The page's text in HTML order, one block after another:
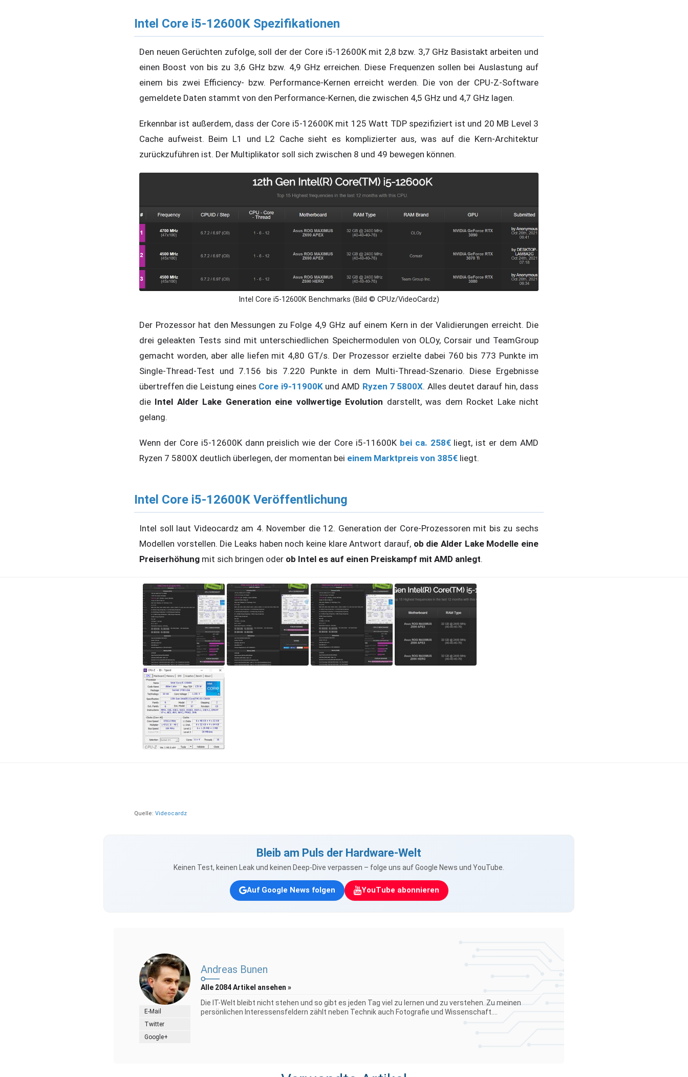
Intel Core i5-12600K Spezifikationen
Den neuen Gerüchten zufolge, soll der der Core i5-12600K mit 2,8 bzw. 3,7 GHz Basistakt arbeiten und
einen Boost von bis zu 3,6 GHz bzw. 4,9 GHz erreichen. Diese Frequenzen sollen bei Auslastung auf
einem bis zwei Efficiency- bzw. Performance-Kernen erreicht werden. Die von der CPU-Z-Software
gemeldete Daten stammt von den Performance-Kernen, die zwischen 4,5 GHz und 4,7 GHz lagen.
Erkennbar ist außerdem, dass der Core i5-12600K mit 125 Watt TDP spezifiziert ist und 20 MB Level 3
Cache aufweist. Beim L1 und L2 Cache sieht es komplizierter aus, was auf die Kern-Architektur
zurückzuführen ist. Der Multiplikator soll sich zwischen 8 und 49 bewegen können.
Intel Core i5-12600K Benchmarks (Bild © CPUz/VideoCardz)
Der Prozessor hat den Messungen zu Folge 4,9 GHz auf einem Kern in der Validierungen erreicht. Die
drei geleakten Tests sind mit unterschiedlichen Speichermodulen von OLOy, Corsair und TeamGroup
gemacht worden, aber alle liefen mit 4,80 GT/s. Der Prozessor erzielte dabei 760 bis 773 Punkte im
Single-Thread-Test und 7.156 bis 7.220 Punkte in dem Multi-Thread-Szenario. Diese Ergebnisse
übertreffen die Leistung eines Core i9-11900Kund AMD Ryzen 7 5800X. Alles deutet darauf hin, dass
die Intel Alder Lake Generation eine vollwertige Evolution darstellt, was dem Rocket Lake nicht
gelang.
Wenn der Core i5-12600K dann preislich wie der Core i5-11600K bei ca. 258€liegt, ist er dem AMD
Ryzen 7 5800X deutlich überlegen, der momentan bei einem Marktpreis von 385€ liegt.
Intel Core i5-12600K Veröffentlichung
Intel soll laut Videocardz am 4. November die 12. Generation der Core-Prozessoren mit bis zu sechs
Modellen vorstellen. Die Leaks haben noch keine klare Antwort darauf, ob die Alder Lake Modelle eine
Preiserhöhung mit sich bringen oder ob Intel es auf einen Preiskampf mit AMD anlegt.
Quelle: Videocardz
Bleib am Puls der Hardware-Welt
Keinen Test, keinen Leak und keinen Deep-Dive verpassen – folge uns auf Google News und YouTube.
Auf Google News folgen YouTube abonnieren
E-Mail
Twitter
Google+
Andreas Bunen
Alle 2084 Artikel ansehen »
Die IT-Welt bleibt nicht stehen und so gibt es jeden Tag viel zu lernen und zu verstehen. Zu meinen
persönlichen Interessensfeldern zählt neben Technik auch Fotografie und Wissenschaft....